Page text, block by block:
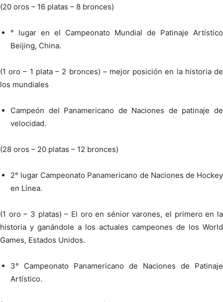
(20 oros – 16 platas – 8 bronces)
° lugar en el Campeonato Mundial de Patinaje Artístico
Beijing, China.
(1 oro – 1 plata – 2 bronces) – mejor posición en la historia de
los mundiales
Campeón del Panamericano de Naciones de patinaje de
velocidad.
(28 oros – 20 platas – 12 bronces)
2° lugar Campeonato Panamericano de Naciones de Hockey
en Línea.
(1 oro – 3 platas) – El oro en sénior varones, el primero en la
historia y ganándole a los actuales campeones de los World
Games, Estados Unidos.
3° Campeonato Panamericano de Naciones de Patinaje
Artístico.